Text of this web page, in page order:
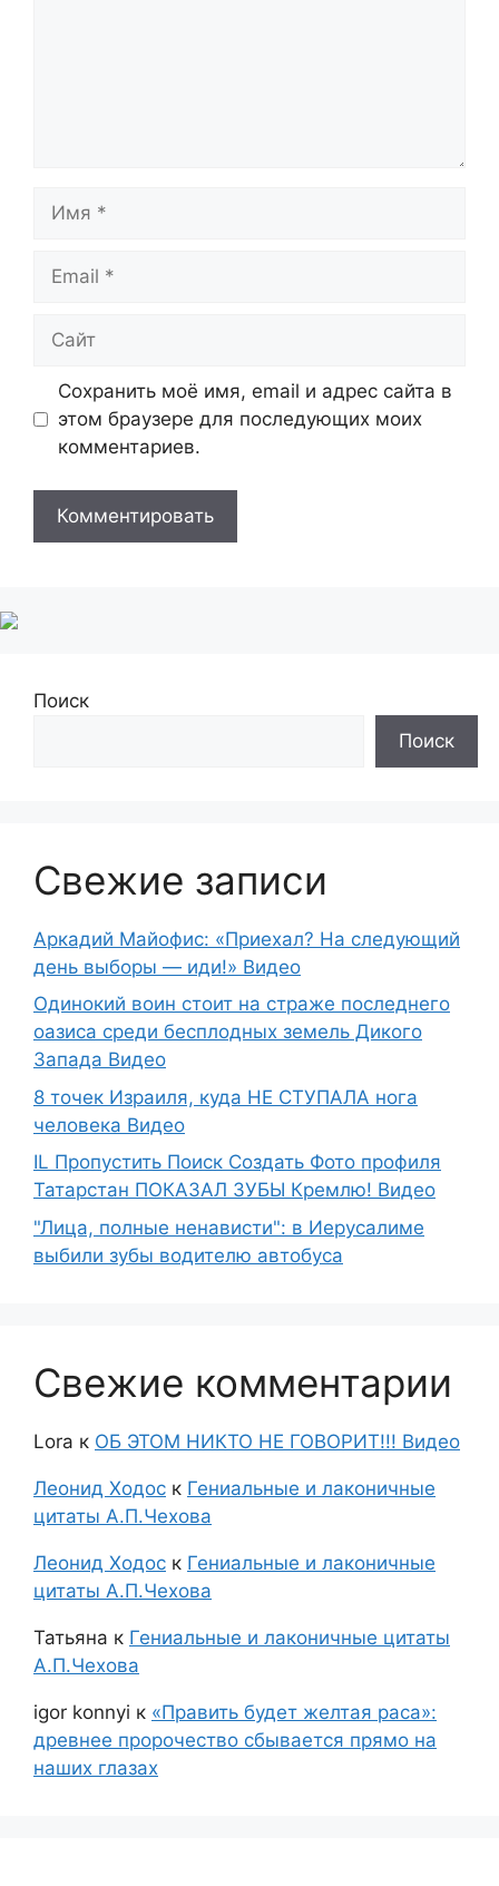
Имя
Email
Сайт
Сохранить моё имя, email и адрес сайта в
этом браузере для последующих моих
комментариев.
Поиск
Поиск
Свежие записи
Аркадий Майофис: «Приехал? На следующий
день выборы — иди!» Видео
Одинокий воин стоит на страже последнего
оазиса среди бесплодных земель Дикого
Запада Видео
8 точек Израиля, куда НЕ СТУПАЛА нога
человека Видео
IL Пропустить Поиск Создать Фото профиля
Татарстан ПОКАЗАЛ ЗУБЫ Кремлю! Видео
"Лица, полные ненависти": в Иерусалиме
выбили зубы водителю автобуса
Свежие комментарии
Lora к ОБ ЭТОМ НИКТО НЕ ГОВОРИТ!!! Видео
Леонид Ходос к Гениальные и лаконичные
цитаты А.П.Чехова
Леонид Ходос к Гениальные и лаконичные
цитаты А.П.Чехова
Татьяна к Гениальные и лаконичные цитаты
А.П.Чехова
igor konnyi к «Править будет желтая раса»:
древнее пророчество сбывается прямо на
наших глазах